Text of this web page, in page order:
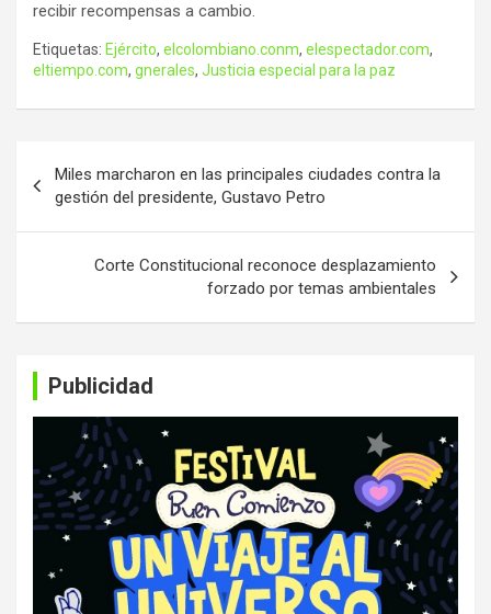
recibir recompensas a cambio.
Etiquetas: Ejército, elcolombiano.conm, elespectador.com,
eltiempo.com, gnerales, Justicia especial para la paz
de
entradas
Miles marcharon en las principales ciudades contra la
gestión del presidente, Gustavo Petro
Corte Constitucional reconoce desplazamiento
forzado por temas ambientales
Publicidad